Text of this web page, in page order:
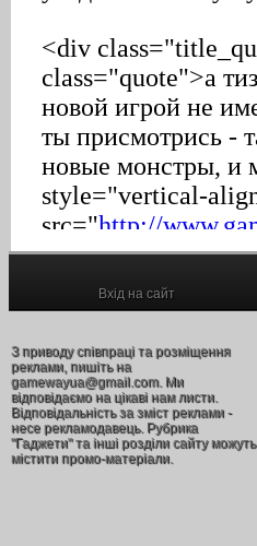
Вхід на сайт
З приводу співпраці та розміщення
реклами, пишіть на
gamewayua@gmail.com. Ми
відповідаємо на цікаві нам листи.
Відповідальність за зміст реклами -
несе рекламодавець. Рубрика
"Гаджети" та інші розділи сайту можуть
містити промо-матеріали.